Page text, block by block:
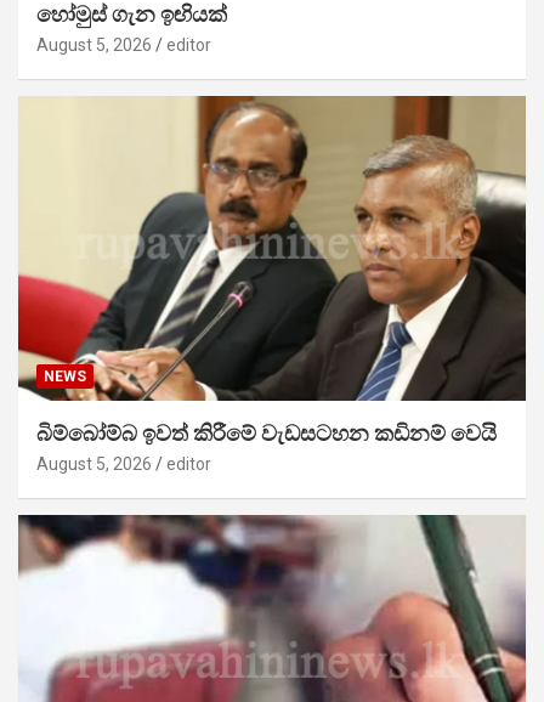
හෝමුස් ගැන ඉඟියක්
August 5, 2026 editor
NEWS
බිම්බෝම්බ ඉවත් කිරීමේ වැඩසටහන කඩිනම් වෙයි
August 5, 2026 editor